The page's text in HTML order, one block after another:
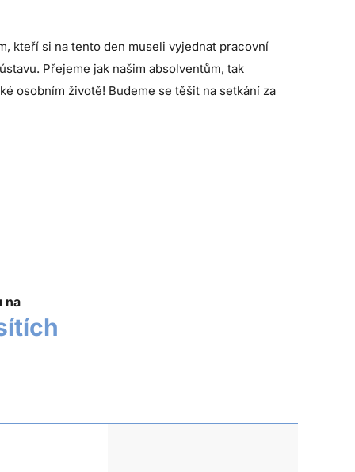
kteří si na tento den museli vyjednat pracovní
Přejeme jak našim absolventům, tak
osobním životě! Budeme se těšit na setkání za
na